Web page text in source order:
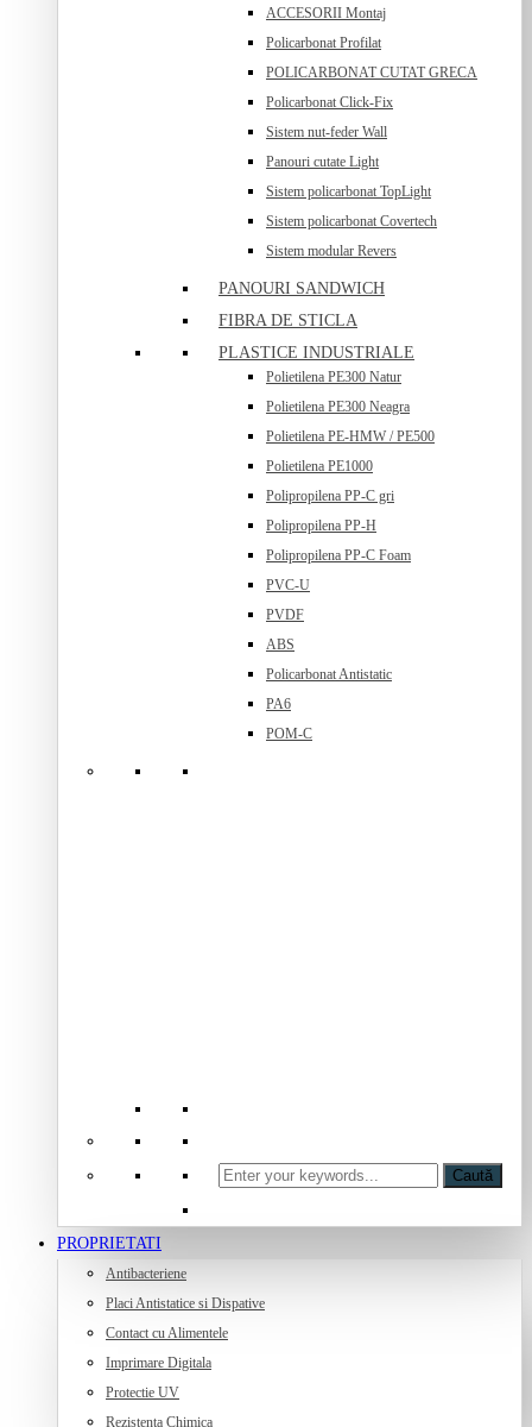
ACCESORII Montaj
Policarbonat Profilat
POLICARBONAT CUTAT GRECA
Policarbonat Click-Fix
Sistem nut-feder Wall
Panouri cutate Light
Sistem policarbonat TopLight
Sistem policarbonat Covertech
Sistem modular Revers
PANOURI SANDWICH
FIBRA DE STICLA
PLASTICE INDUSTRIALE
Polietilena PE300 Natur
Polietilena PE300 Neagra
Polietilena PE-HMW / PE500
Polietilena PE1000
Polipropilena PP-C gri
Polipropilena PP-H
Polipropilena PP-C Foam
PVC-U
PVDF
ABS
Policarbonat Antistatic
PA6
POM-C
Caută
PROPRIETATI
Antibacteriene
Placi Antistatice si Dispative
Contact cu Alimentele
Imprimare Digitala
Protectie UV
Rezistenta Chimica